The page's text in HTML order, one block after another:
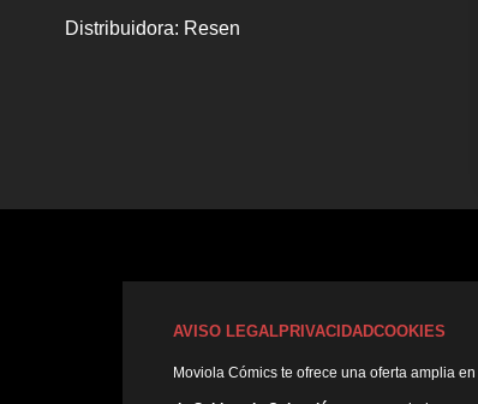
Distribuidora: Resen
AVISO LEGALPRIVACIDADCOOKIES
Moviola Cómics te ofrece una oferta amplia en